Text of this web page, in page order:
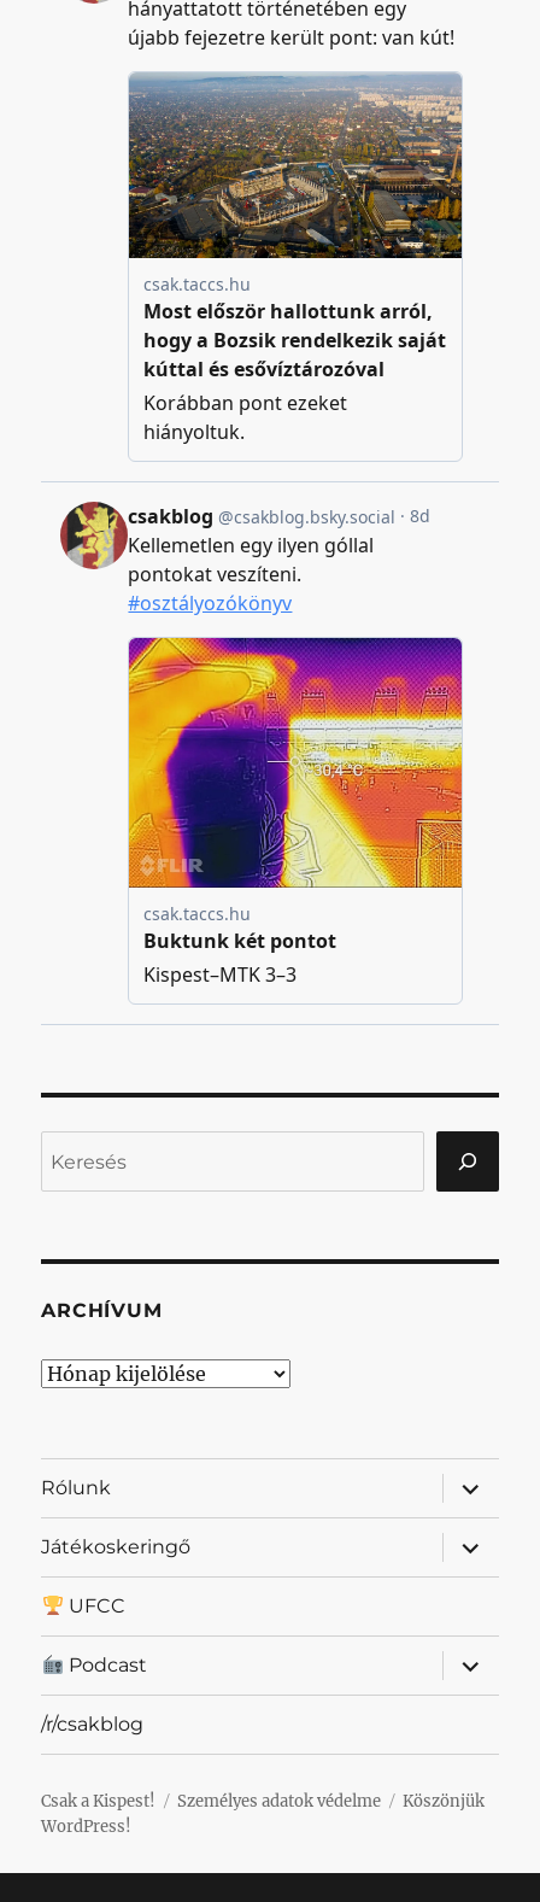
ARCHÍVUM
Archívum
Rólunk
almenü
Játékoskeringő
almenü
UFCC
Podcast
almenü
/r/csakblog
Csak a Kispest! Személyes adatok védelme
Köszönjük
WordPress!